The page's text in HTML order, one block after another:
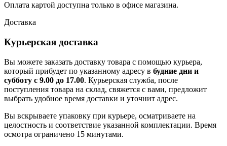
Оплата картой доступна только в офисе магазина.
Доставка
Курьерская доставка
Вы можете заказать доставку товара с помощью курьера,
который прибудет по указанному адресу в будние дни и
субботу с 9.00 до 17.00. Курьерская служба, после
поступления товара на склад, свяжется с вами, предложит
выбрать удобное время доставки и уточнит адрес.
Вы вскрываете упаковку при курьере, осматриваете на
целостность и соответствие указанной комплектации. Время
осмотра ограничено 15 минутами.